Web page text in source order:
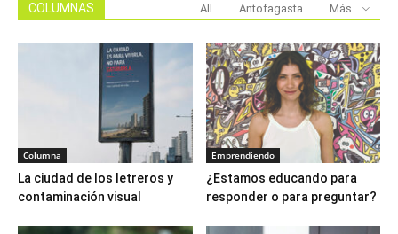
COLUMNAS All Antofagasta Más
Columna
La ciudad de los letreros y
contaminación visual
Emprendiendo
¿Estamos educando para
responder o para preguntar?